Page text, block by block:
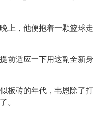
上，他便抱着一颗篮球走
前适应一下用这副全新身
板砖的年代，韦恩除了打
。